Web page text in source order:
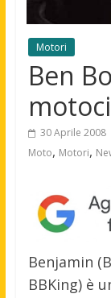
Motori
Ben
30 Aprile 2008
Moto, Motori,
Benjamin
BBKing) è